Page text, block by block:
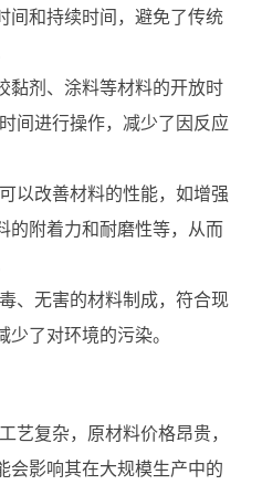
间和持续时间，避免了传统
黏剂、涂料等材料的开放时
间进行操作，减少了因反应
以改善材料的性能，如增强
的附着力和耐磨性等，从而
、无害的材料制成，符合现
了对环境的污染。
艺复杂，原材料价格昂贵，
会影响其在大规模生产中的